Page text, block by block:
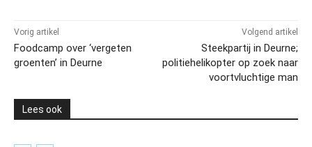
Vorig artikel
Foodcamp over ‘vergeten
groenten’ in Deurne
Volgend artikel
Steekpartij in Deurne;
politiehelikopter op zoek naar
voortvluchtige man
Lees ook